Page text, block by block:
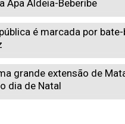
Apa Aldeia-Beberibe
é marcada por
grande extensão de
dia de Natal